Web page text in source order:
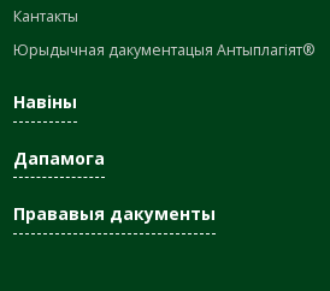
Кантакты
Юрыдычная дакументацыя Антыплагіят®
Навіны
Дапамога
Прававыя дакументы